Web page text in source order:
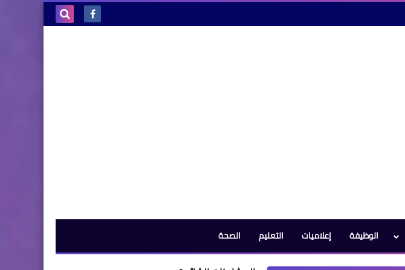
الوظيفة إعلاميات التعليم الصحة